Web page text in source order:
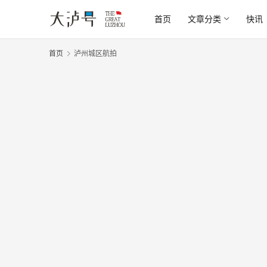
首页 文章分类 快讯
首页 泸州城区航拍